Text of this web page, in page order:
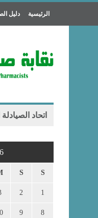
الرئيسية دليل
اتحاد
S
S
1
2
8
9